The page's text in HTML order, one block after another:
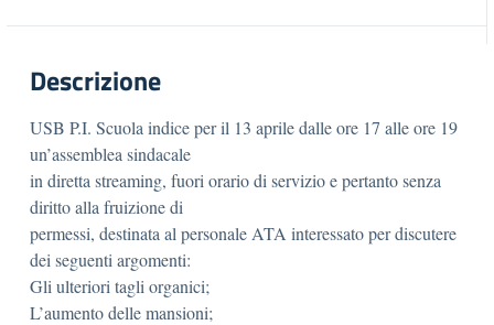
Descrizione
USB P.I. Scuola indice per il 13 aprile dalle ore 17 alle ore 19
un’assemblea sindacale
in diretta streaming, fuori orario di servizio e pertanto senza
diritto alla fruizione di
permessi, destinata al personale ATA interessato per discutere
dei seguenti argomenti:
Gli ulteriori tagli organici;
L’aumento delle mansioni;